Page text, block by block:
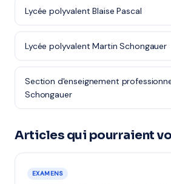
Lycée polyvalent Blaise Pascal
Lycée polyvalent Martin Schongauer
Section d'enseignement
Schongauer
Articles qui pourraient
EXAMENS